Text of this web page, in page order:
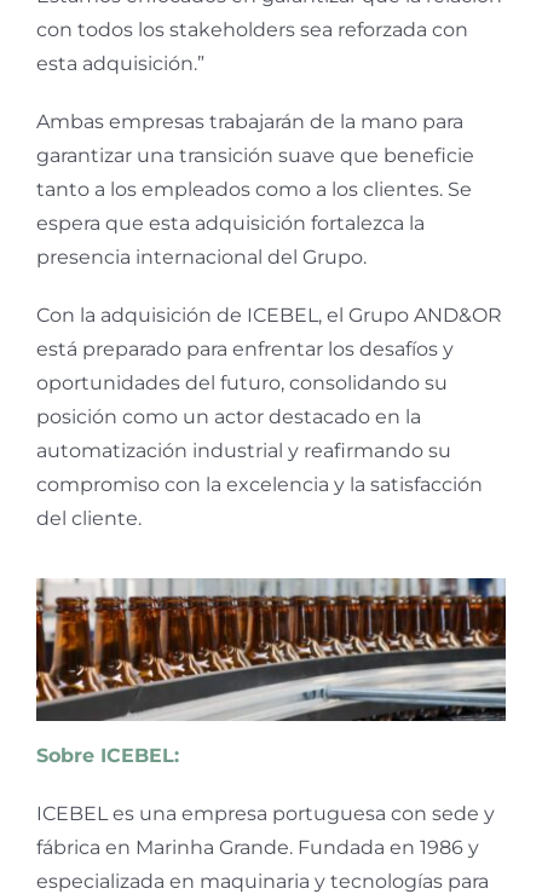
con todos los stakeholders sea reforzada con
esta adquisición.”
Ambas empresas trabajarán de la mano para
garantizar una transición suave que beneficie
tanto a los empleados como a los clientes. Se
espera que esta adquisición fortalezca la
presencia internacional del Grupo.
Con la adquisición de ICEBEL, el Grupo AND&OR
está preparado para enfrentar los desafíos y
oportunidades del futuro, consolidando su
posición como un actor destacado en la
automatización industrial y reafirmando su
compromiso con la excelencia y la satisfacción
del cliente.
Sobre ICEBEL:
ICEBEL es una empresa portuguesa con sede y
fábrica en Marinha Grande. Fundada en 1986 y
especializada en maquinaria y tecnologías para